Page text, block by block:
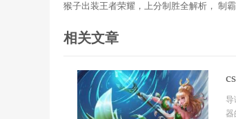
猴子出装王者荣耀，上分制胜全解析， 制
相关文章
导
器